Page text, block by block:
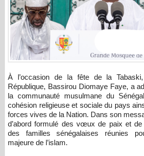
À l’occasion de la fête de la Tabaski, le Président de la
République, Bassirou Diomaye Faye, a
la communauté musulmane du
cohésion religieuse et sociale du pays
forces vives de la Nation. Dans son
d’abord formulé des vœux de paix et de
des familles sénégalaises réunies
majeure de l’islam.